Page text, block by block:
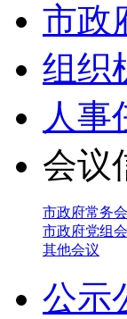
市政
组织
人事
会
市政府常务
市政府党组
其他会议
公示